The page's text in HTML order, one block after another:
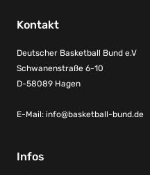
Kontakt
Deutscher Basketball Bund e.V
Schwanenstraße 6-10
D-58089 Hagen
E-Mail: info@basketball-bund.de
Infos